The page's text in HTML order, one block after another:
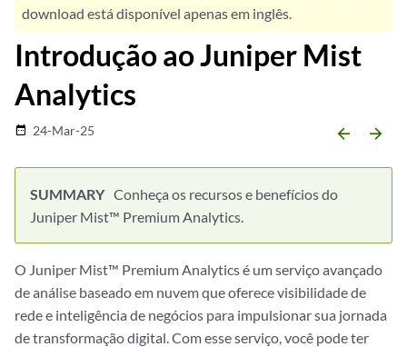
download está disponível apenas em inglês.
Introdução ao Juniper Mist
Analytics
date_range 24-Mar-25 arrow_backward arrow_forward
Conheça os recursos e benefícios do
Juniper Mist™ Premium Analytics.
O Juniper Mist™ Premium Analytics é um serviço avançado
de análise baseado em nuvem que oferece visibilidade de
rede e inteligência de negócios para impulsionar sua jornada
de transformação digital. Com esse serviço, você pode ter